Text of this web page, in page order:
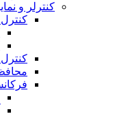
کنترلر و
کنترل
کنترل